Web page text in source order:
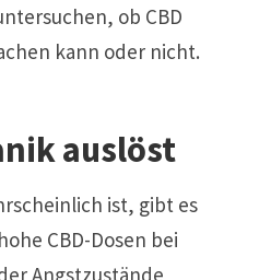
ob CBD
kann oder nicht.
auslöst
ist, gibt es
CBD-Dosen bei
Angstzustände